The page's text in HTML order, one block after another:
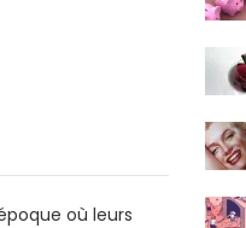
où leurs